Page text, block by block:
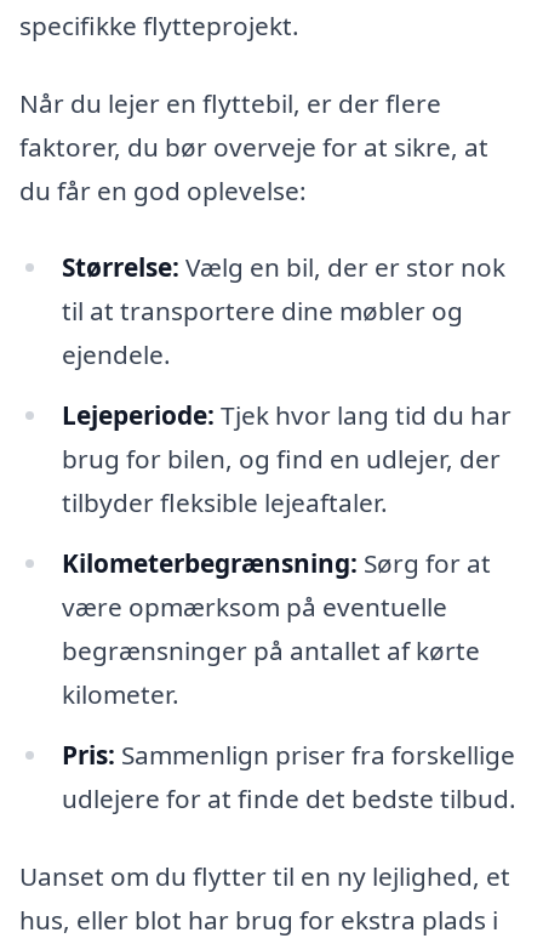
specifikke flytteprojekt.
Når du lejer en flyttebil, er der flere
faktorer, du bør overveje for at sikre, at
du får en god oplevelse:
Størrelse: Vælg en bil, der er stor nok
til at transportere dine møbler og
ejendele.
Lejeperiode: Tjek hvor lang tid du har
brug for bilen, og find en udlejer, der
tilbyder fleksible lejeaftaler.
Kilometerbegrænsning: Sørg for at
være opmærksom på eventuelle
begrænsninger på antallet af kørte
kilometer.
Pris: Sammenlign priser fra forskellige
udlejere for at finde det bedste tilbud.
Uanset om du flytter til en ny lejlighed, et
hus, eller blot har brug for ekstra plads i